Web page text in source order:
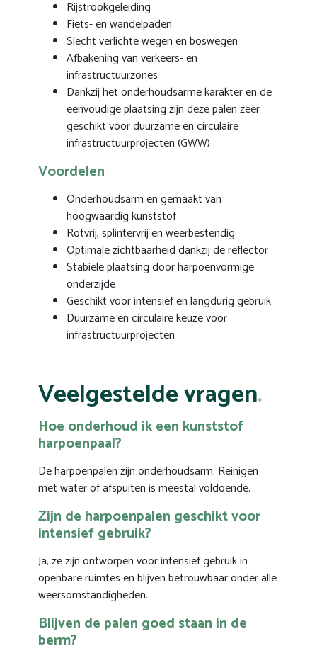
Rijstrookgeleiding
Fiets- en wandelpaden
Slecht verlichte wegen en boswegen
Afbakening van verkeers- en
infrastructuurzones
Dankzij het onderhoudsarme karakter en de
eenvoudige plaatsing zijn deze palen zeer
geschikt voor duurzame en circulaire
infrastructuurprojecten (GWW)
Voordelen
Onderhoudsarm en gemaakt van
hoogwaardig kunststof
Rotvrij, splintervrij en weerbestendig
Optimale zichtbaarheid dankzij de reflector
Stabiele plaatsing door harpoenvormige
onderzijde
Geschikt voor intensief en langdurig gebruik
Duurzame en circulaire keuze voor
infrastructuurprojecten
Veelgestelde vragen
Hoe onderhoud ik een kunststof
harpoenpaal?
De harpoenpalen zijn onderhoudsarm. Reinigen
met water of afspuiten is meestal voldoende.
Zijn de harpoenpalen geschikt voor
intensief gebruik?
Ja, ze zijn ontworpen voor intensief gebruik in
openbare ruimtes en blijven betrouwbaar onder alle
weersomstandigheden.
Blijven de palen goed staan in de
berm?